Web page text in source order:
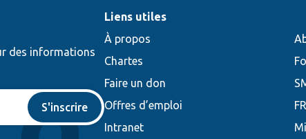
des informations
S'inscrire
Liens utiles
À propos
Chartes
Faire un don
Offres d’emploi
Intranet